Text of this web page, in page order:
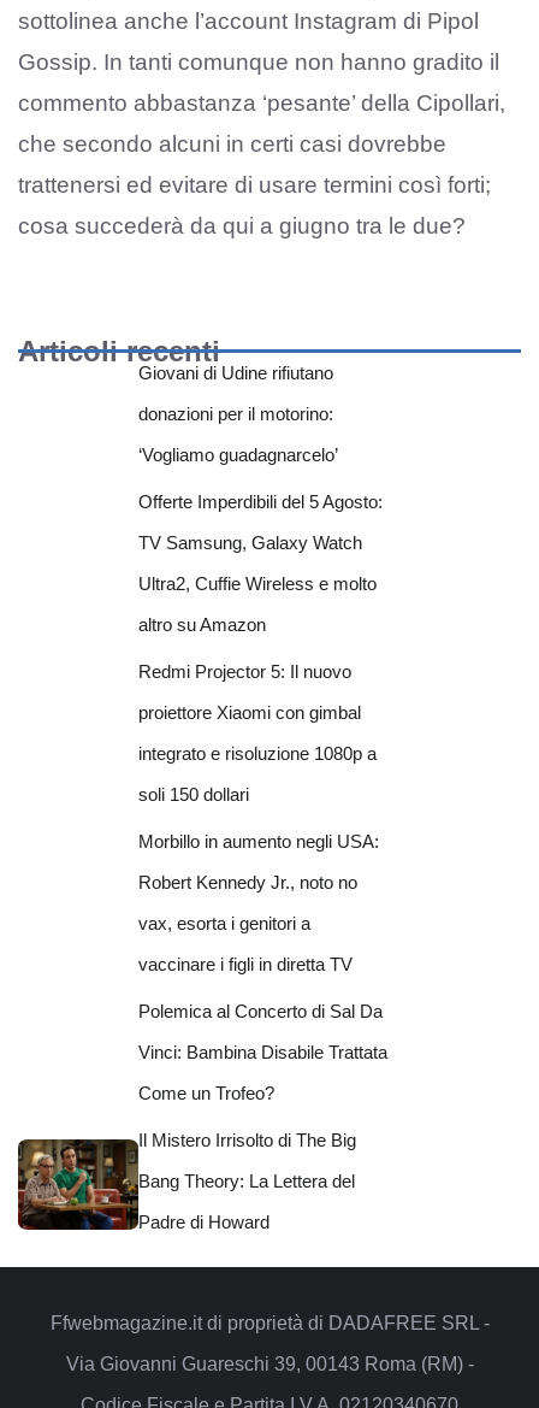
sottolinea anche l’account Instagram di Pipol
Gossip. In tanti comunque non hanno gradito il
commento abbastanza ‘pesante’ della Cipollari,
che secondo alcuni in certi casi dovrebbe
trattenersi ed evitare di usare termini così forti;
cosa succederà da qui a giugno tra le due?
Articoli recenti
Giovani di Udine rifiutano
donazioni per il motorino:
‘Vogliamo guadagnarcelo’
Offerte Imperdibili del 5 Agosto:
TV Samsung, Galaxy Watch
Ultra2, Cuffie Wireless e molto
altro su Amazon
Redmi Projector 5: Il nuovo
proiettore Xiaomi con gimbal
integrato e risoluzione 1080p a
soli 150 dollari
Morbillo in aumento negli USA:
Robert Kennedy Jr., noto no
vax, esorta i genitori a
vaccinare i figli in diretta TV
Polemica al Concerto di Sal Da
Vinci: Bambina Disabile Trattata
Come un Trofeo?
Il Mistero Irrisolto di The Big
Bang Theory: La Lettera del
Padre di Howard
Ffwebmagazine.it di proprietà di DADAFREE SRL -
Via Giovanni Guareschi 39, 00143 Roma (RM) -